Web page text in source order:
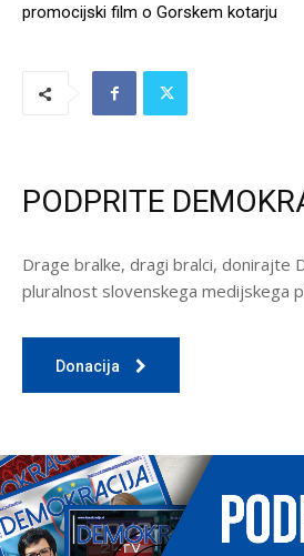
promocijski film o Gorskem kotarju
PODPRITE
Drage bralke, dragi bralci, donirajte
pluralnost slovenskega medijskega
Donacija